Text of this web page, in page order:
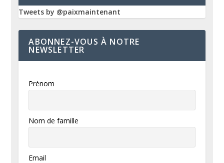
Tweets by @paixmaintenant
ABONNEZ-VOUS À NOTRE
NEWSLETTER
Prénom
Nom de famille
Email